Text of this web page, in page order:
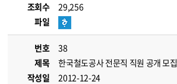
조회수
29,256
파일
번호
38
제목
한국철도공사 전문직 직원 공개 모집
작성일
2012-12-24